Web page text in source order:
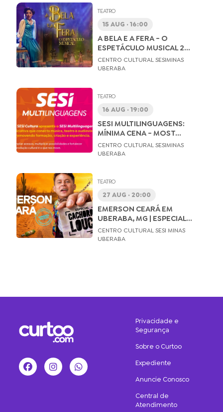
TEATRO
15 AUG · 16:00
A BELA E A FERA - O
ESPETÁCULO MUSICAL 2...
CENTRO CULTURAL SESIMINAS
UBERABA
TEATRO
16 AUG · 19:00
SESI MULTILINGUAGENS:
MÍNIMA CENA - MOST...
CENTRO CULTURAL SESIMINAS
UBERABA
TEATRO
27 AUG · 20:00
EMERSON CEARÁ EM
UBERABA, MG | ESPECIAL...
CENTRO CULTURAL SESI MINAS
UBERABA
FacebookInstagramWhatsApp
Privacidade e
Segurança
Sobre o Curtoo
Expediente
Anuncie Conosco
Central de
Atendimento